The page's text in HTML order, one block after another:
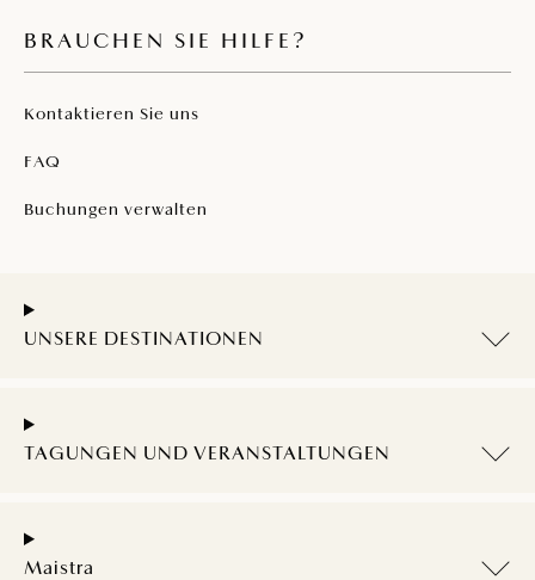
BRAUCHEN SIE HILFE?
Kontaktieren Sie uns
FAQ
Buchungen verwalten
UNSERE DESTINATIONEN
TAGUNGEN UND VERANSTALTUNGEN
Maistra